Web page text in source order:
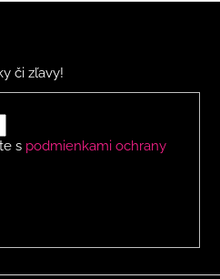
či zľavy!
s podmienkami ochrany